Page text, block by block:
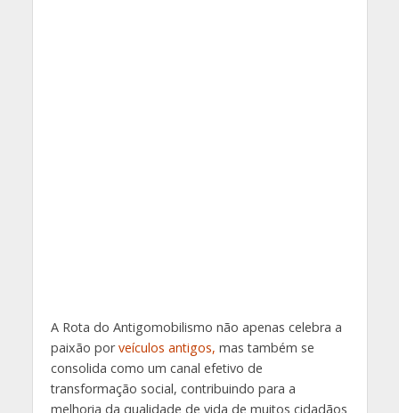
A Rota do Antigomobilismo não apenas celebra a
paixão porveículos antigos, mas também se
consolida como um canal efetivo de
transformação social, contribuindo para a
melhoria da qualidade de vida de muitos cidadãos